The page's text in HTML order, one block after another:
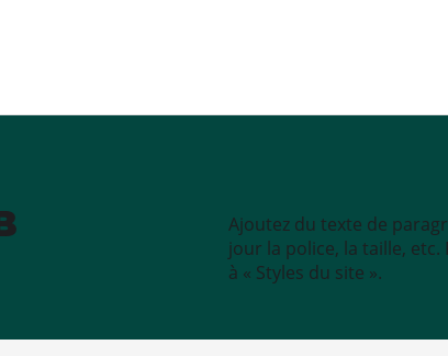
Ajoutez du texte de
jour la police, la taille,
à « Styles du site ».